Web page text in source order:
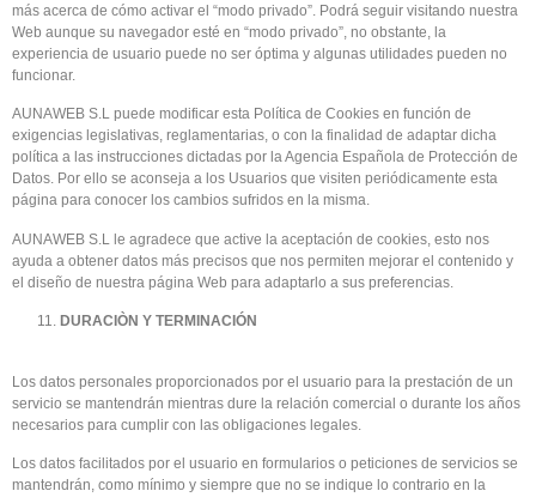
más acerca de cómo activar el “modo privado”. Podrá seguir visitando nuestra
Web aunque su navegador esté en “modo privado”, no obstante, la
experiencia de usuario puede no ser óptima y algunas utilidades pueden no
funcionar.
AUNAWEB S.L puede modificar esta Política de Cookies en función de
exigencias legislativas, reglamentarias, o con la finalidad de adaptar dicha
política a las instrucciones dictadas por la Agencia Española de Protección de
Datos. Por ello se aconseja a los Usuarios que visiten periódicamente esta
página para conocer los cambios sufridos en la misma.
AUNAWEB S.L le agradece que active la aceptación de cookies, esto nos
ayuda a obtener datos más precisos que nos permiten mejorar el contenido y
el diseño de nuestra página Web para adaptarlo a sus preferencias.
DURACIÒN Y TERMINACIÓN
Los datos personales proporcionados por el usuario para la prestación de un
servicio se mantendrán mientras dure la relación comercial o durante los años
necesarios para cumplir con las obligaciones legales.
Los datos facilitados por el usuario en formularios o peticiones de servicios se
mantendrán, como mínimo y siempre que no se indique lo contrario en la